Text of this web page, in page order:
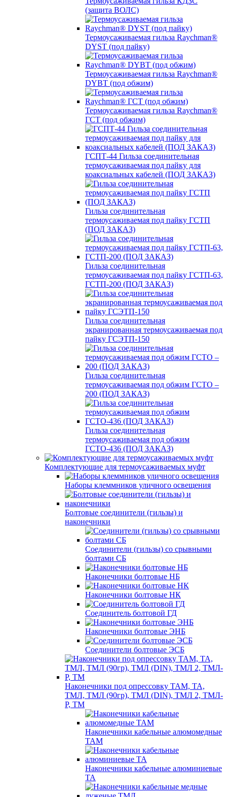
(защита ВОЛС)
Термоусаживаемая гильза Raychman®
DYST (под пайку)
Термоусаживаемая гильза Raychman®
DYBT (под обжим)
Термоусаживаемая гильза Raychman®
ГСТ (под обжим)
ГСПТ-44 Гильза соединительная
термоусаживаемая под пайку для
коаксиальных кабелей (ПОД ЗАКАЗ)
Гильза соединительная
термоусаживаемая под пайку ГСТП
(ПОД ЗАКАЗ)
Гильза соединительная
термоусаживаемая под пайку ГСТП-63,
ГСТП-200 (ПОД ЗАКАЗ)
Гильза соединительная
экранированная термоусаживаемая под
пайку ГСЭТП-150
Гильза соединительная
термоусаживаемая под обжим ГСТО –
200 (ПОД ЗАКАЗ)
Гильза соединительная
термоусаживаемая под обжим
ГСТО-436 (ПОД ЗАКАЗ)
Комплектующие для термоусаживаемых муфт
Наборы клеммников уличного освещения
Болтовые соединители (гильзы) и
наконечники
Соединители (гильзы) со срывными
болтами СБ
Наконечники болтовые НБ
Наконечники болтовые НК
Соединитель болтовой ГД
Наконечники болтовые ЭНБ
Соединители болтовые ЭСБ
Наконечники под опрессовку ТАМ, ТА,
ТМЛ, ТМЛ (90гр), ТМЛ (DIN), ТМЛ 2, ТМЛ-
Р, ТМ
Наконечники кабельные алюмомедные
ТАМ
Наконечники кабельные алюминиевые
ТА